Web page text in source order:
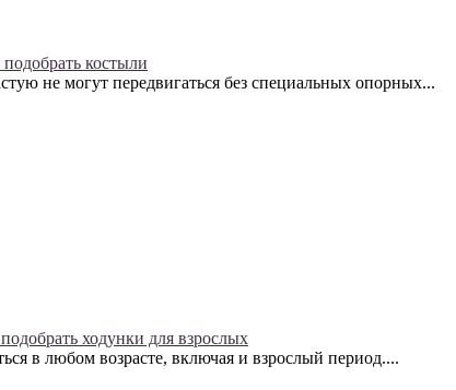
костыли
не могут передвигаться без специальных опорных...
ходунки для взрослых
в любом возрасте, включая и взрослый период....